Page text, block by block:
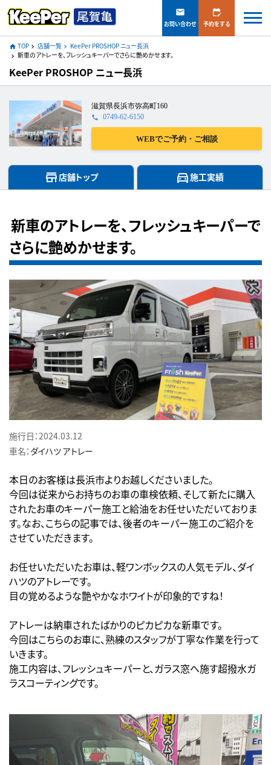
mail
お問い合わせ
edit_calendar
予約をする
home TOP navigate_next 店舗一覧 navigate_next KeePer PROSHOP ニュー長浜
navigate_next 新車のアトレーを、フレッシュキーパーでさらに艶めかせます。
KeePer PROSHOP ニュー長浜
滋賀県長浜市弥高町160
call 0749-62-6150
WEBでご予約・ご相談
store店舗トップ directions_car施工実績
新車のアトレーを、フレッシュキーパーで
さらに艶めかせます。
施行日：2024.03.12
車名： ダイハツアトレー
本日のお客様は長浜市よりお越しくださいました。
今回は従来からお持ちのお車の車検依頼、そして新たに購入
されたお車のキーパー施工と給油をお任せいただいておりま
す。なお、こちらの記事では、後者のキーパー施工のご紹介を
させていただきます。
お任せいただいたお車は、軽ワンボックスの人気モデル、ダイ
ハツのアトレーです。
目の覚めるような艶やかなホワイトが印象的ですね！
アトレーは納車されたばかりのピカピカな新車です。
今回はこちらのお車に、熟練のスタッフが丁寧な作業を行って
いきます。
施工内容は、フレッシュキーパーと、ガラス窓へ施す超撥水ガ
ラスコーティングです。